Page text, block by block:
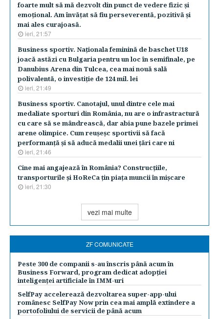
foarte mult să mă dezvolt din punct de vedere fizic şi
emoţional. Am învăţat să fiu perseverentă, pozitivă şi
mai ales curajoasă.
ieri, 21:57
Business sportiv. Naţionala feminină de baschet U18
joacă astăzi cu Bulgaria pentru un loc în semifinale, pe
Danubius Arena din Tulcea, cea mai nouă sală
polivalentă, o investiţie de 124 mil. lei
ieri, 21:49
Business sportiv. Canotajul, unul dintre cele mai
medaliate sporturi din România, nu are o infrastractură
cu care să se mândrească, dar abia pune bazele primei
arene olimpice. Cum reuşeşc sportivii să facă
performanţă şi să aducă medalii unei ţări care ni
ieri, 21:46
Cine mai angajează în România? Construcţiile,
transporturile şi HoReCa ţin piaţa muncii în mişcare
ieri, 21:30
vezi mai multe
ZF COMUNICATE
Peste 300 de companii s-au înscris până acum în
Business Forward, program dedicat adopției
inteligenței artificiale în IMM-uri
SelfPay accelerează dezvoltarea super-app-ului
românesc SelfPay Now prin cea mai amplă extindere a
portofoliului de servicii de până acum